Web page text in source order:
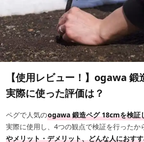
【使用レビュー！】ogawa
実際に使った評価は？
ペグで人気のogawa 鍛造ペグ 18cmを検証
実際に使用し、4つの観点で検証を行ったか
やメリット・デメリット、どんな人におす